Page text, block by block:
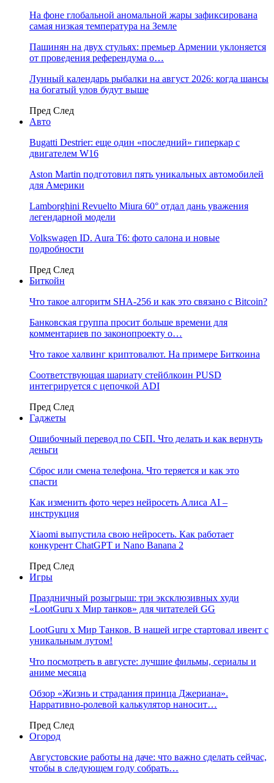
На фоне глобальной аномальной жары зафиксирована
самая низкая температура на Земле
Пашинян на двух стульях: премьер Армении уклоняется
от проведения референдума о…
Лунный календарь рыбалки на август 2026: когда шансы
на богатый улов будут выше
Пред След
Авто
Bugatti Destrier: еще один «последний» гиперкар с
двигателем W16
Aston Martin подготовил пять уникальных автомобилей
для Америки
Lamborghini Revuelto Miura 60° отдал дань уважения
легендарной модели
Volkswagen ID. Aura T6: фото салона и новые
подробности
Пред След
Биткойн
Что такое алгоритм SHA-256 и как это связано с Bitcoin?
Банковская группа просит больше времени для
комментариев по законопроекту о…
Что такое халвинг криптовалют. На примере Биткоина
Соответствующая шариату стейблкоин PUSD
интегрируется с цепочкой ADI
Пред След
Гаджеты
Ошибочный перевод по СБП. Что делать и как вернуть
деньги
Сброс или смена телефона. Что теряется и как это
спасти
Как изменить фото через нейросеть Алиса AI –
инструкция
Xiaomi выпустила свою нейросеть. Как работает
конкурент ChatGPT и Nano Banana 2
Пред След
Игры
Праздничный розыгрыш: три эксклюзивных худи
«LootGuru х Мир танков» для читателей GG
LootGuru x Мир Танков. В нашей игре стартовал ивент с
уникальным лутом!
Что посмотреть в августе: лучшие фильмы, сериалы и
аниме месяца
Обзор «Жизнь и страдания принца Джериана».
Нарративно-ролевой калькулятор наносит…
Пред След
Огород
Августовские работы на даче: что важно сделать сейчас,
чтобы в следующем году собрать…